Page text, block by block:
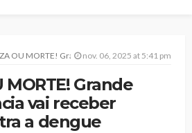
MORTE! Grande Independência vai receber mutirão contra a dengue
nov. 06, 2025 at 5:41 pm
MORTE! Grande
vai receber
a dengue